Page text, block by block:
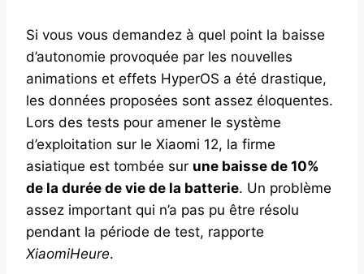
Si vous vous demandez à quel point la baisse
d’autonomie provoquée par les nouvelles
animations et effets HyperOS a été drastique,
les données proposées sont assez éloquentes.
Lors des tests pour amener le système
d’exploitation sur le Xiaomi 12, la firme
asiatique est tombée sur une baisse de 10%
de la durée de vie de la batterie. Un problème
assez important qui n’a pas pu être résolu
pendant la période de test, rapporte
XiaomiHeure.